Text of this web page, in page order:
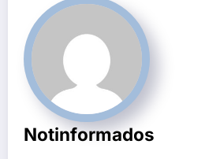
Notinformados